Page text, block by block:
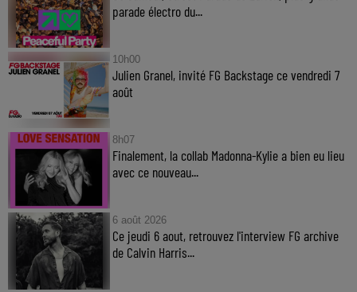
parade électro du...
10h00
Julien Granel, invité FG Backstage ce vendredi 7
août
8h07
Finalement, la collab Madonna-Kylie a bien eu lieu
avec ce nouveau...
6 août 2026
Ce jeudi 6 aout, retrouvez l'interview FG archive
de Calvin Harris...